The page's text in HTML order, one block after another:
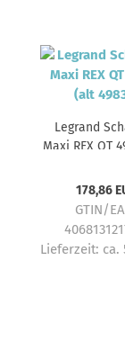
Legrand
Maxi REX QT
178,86
GTIN/
Lieferzeit: ca.